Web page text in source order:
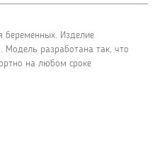
Изделие
разработана так, что
на любом сроке